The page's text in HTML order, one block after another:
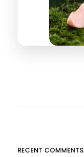
RECENT COMMENTS